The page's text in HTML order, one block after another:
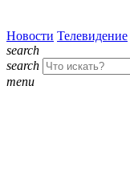
Новости Телевидение
search
search
menu